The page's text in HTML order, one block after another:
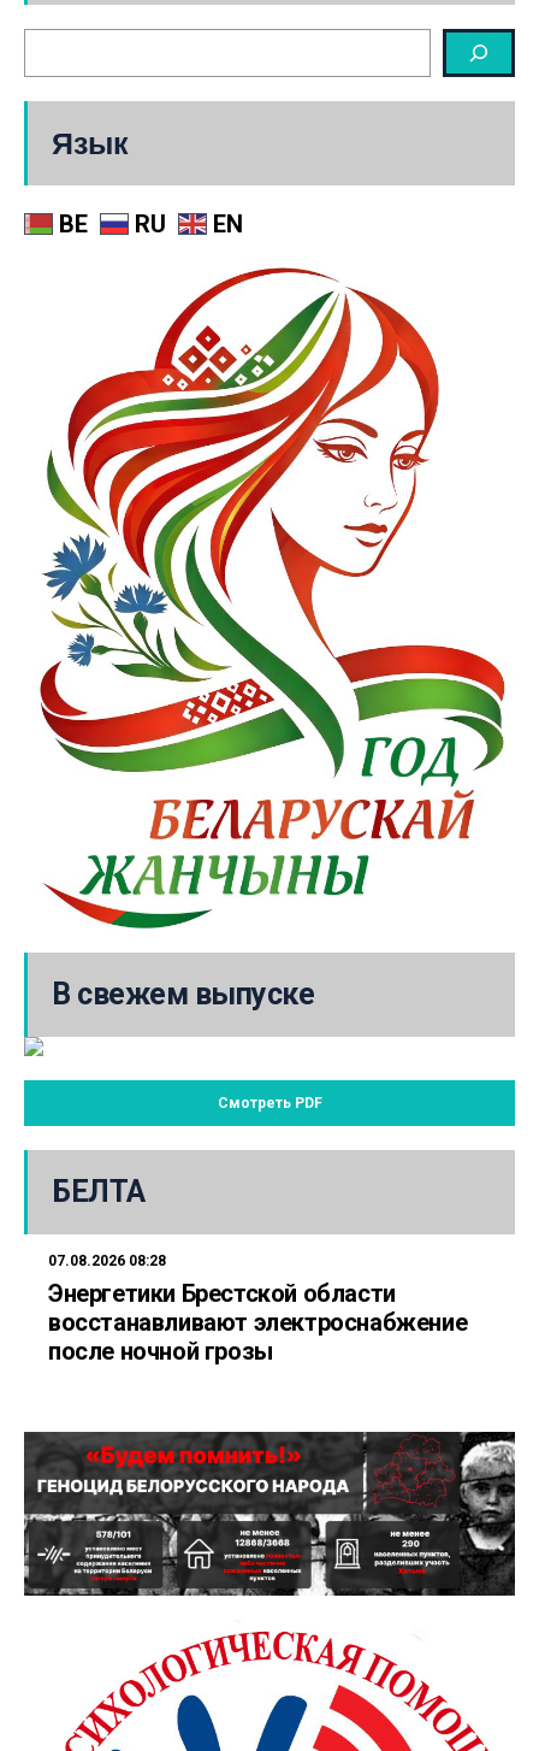
Язык
BE RU EN
В свежем выпуске
Смотреть PDF
БЕЛТА
07.08.2026 08:28
Энергетики Брестской области
восстанавливают электроснабжение
после ночной грозы